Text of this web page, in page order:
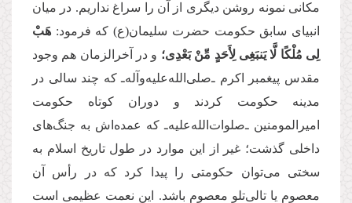
مکانی نمونه روشن دیگری از آن را سراغ نداریم. در میان
انبیای سابق حكومت حضرت سلیمان(ع) که فرمود: هَبْ
لِی مُلْكًا لَّا یَنبَغِی لِأَحَدٍ مِّنْ بَعْدِی؛ و در آخرالزمان هم وجود
مقدس پیغمبر اکرم ـ‌صلی‌الله‌علیه‌وآله‌ـ كه چند سالی در
مدینه حکومت کردند و دوران کوتاه حكومت
امیرالمومنین ـ‌صلوات‌الله‌علیه‌ـ که عمده‌اش به جنگ‌های
داخلی گذشت؛ غیر از این موارد در طول تاریخ اسلام به
سختی می‌توان حكومتی را پیدا کرد که در رأس آن
معصوم یا تالی‌تلو معصوم باشد. این نعمت عظیمی است